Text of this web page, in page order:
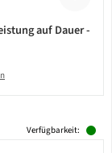
auf Dauer -
Verfügbarkeit: